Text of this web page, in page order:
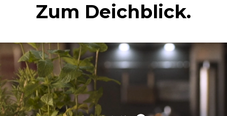
Zum Deichblick.